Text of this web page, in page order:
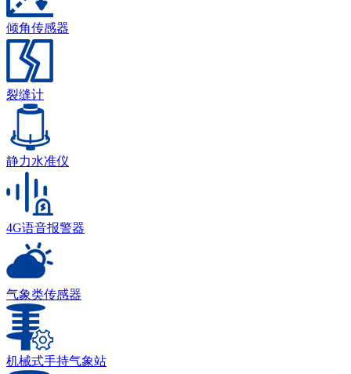
倾角传感器
裂缝计
静力水准仪
4G语音报警器
气象类传感器
机械式手持气象站